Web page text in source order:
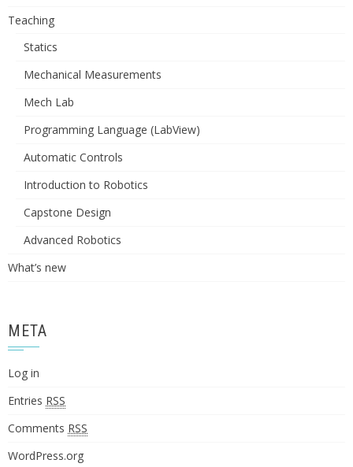
Teaching
Statics
Mechanical Measurements
Mech Lab
Programming Language (LabView)
Automatic Controls
Introduction to Robotics
Capstone Design
Advanced Robotics
What’s new
META
Log in
Entries RSS
Comments RSS
WordPress.org